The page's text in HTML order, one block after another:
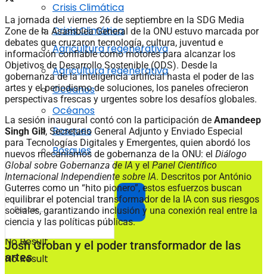
Crisis Climática
Agricultura regenerativa
Océanos
Bosques
No Result
Crisis Climática
Agricultura regenerativa
Océanos
Bosques
No Result
La jornada del viernes 26 de septiembre en la SDG Media
Zone de la Asamblea General de la ONU estuvo marcada por
debates que cruzaron tecnología, cultura, juventud e
información confiable como motores para alcanzar los
Objetivos de Desarrollo Sostenible (ODS). Desde la
gobernanza de la inteligencia artificial hasta el poder de las
artes y el periodismo de soluciones, los paneles ofrecieron
perspectivas frescas y urgentes sobre los desafíos globales.
La sesión inaugural contó con la participación de Amandeep
Singh Gill, Secretario General Adjunto y Enviado Especial
para Tecnologías Digitales y Emergentes, quien abordó los
nuevos mecanismos de gobernanza de la ONU: el Diálogo
Global sobre Gobernanza de IA y el Panel Científico
Internacional Independiente sobre IA. Descritos por António
Guterres como un “hito pionero”, estos esfuerzos buscan
equilibrar el potencial transformador de la IA con sus riesgos
sociales, garantizando inclusión y una conexión real entre la
ciencia y las políticas públicas.
Josh Groban y el poder transformador de las
artes